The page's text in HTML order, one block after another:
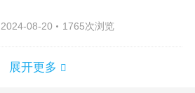
2024-08-20 1765次浏览
展开更多